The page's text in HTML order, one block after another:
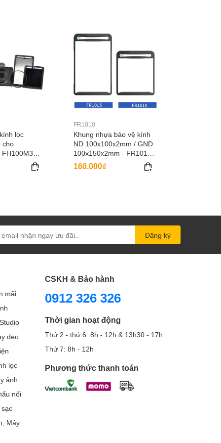
lọc
cho
/
FR1010
Khung nhựa bảo vệ kính
ND 100x100x2mm / GND
100x150x2mm - FR1010 /
FR1015
160.000₫
Đăng ký
mãi
đeo
lọc
ảnh
nối
Máy
CSKH & Bảo hành
0912 326 326
Thời gian hoạt động
Thứ 2 - thứ 6: 8h - 12h & 13h30 - 17h
Thứ 7: 8h - 12h
Phương thức thanh toán